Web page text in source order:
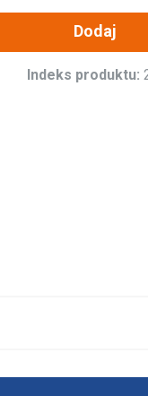
Dodaj
Indeks produktu: